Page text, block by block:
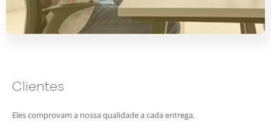
Clientes
Eles comprovam a nossa qualidade a cada entrega.